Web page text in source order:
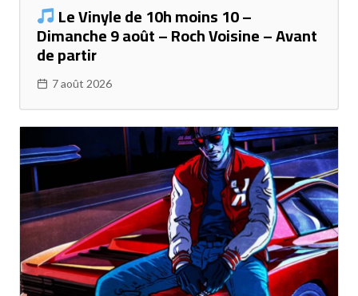
Le Vinyle de 10h moins 10 –
Dimanche 9 août – Roch Voisine – Avant
de partir
7 août 2026